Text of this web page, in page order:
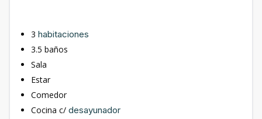
3 habitaciones
3.5 baños
Sala
Estar
Comedor
Cocina c/ desayunador